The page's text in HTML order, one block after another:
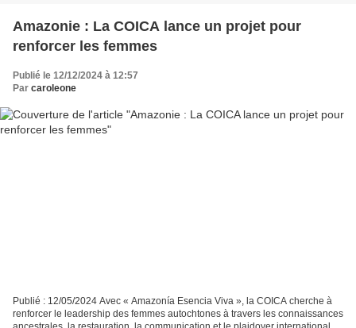
Amazonie : La COICA lance un projet pour
renforcer les femmes
Publié le 12/12/2024 à 12:57
Par caroleone
Publié : 12/05/2024 Avec « Amazonía Esencia Viva », la COICA cherche à
renforcer le leadership des femmes autochtones à travers les connaissances